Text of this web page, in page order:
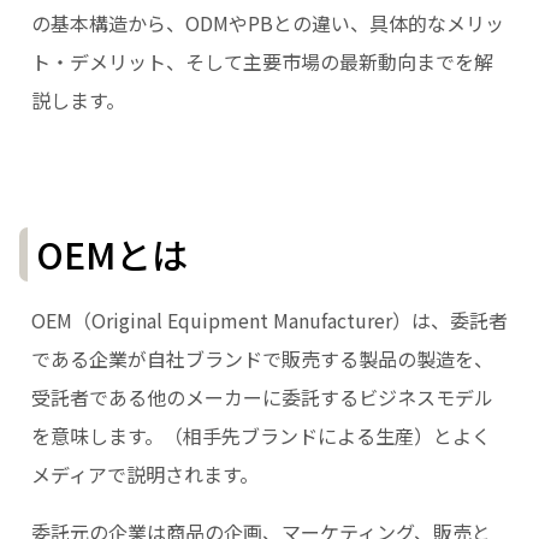
の基本構造から、ODMやPBとの違い、具体的なメリッ
ト・デメリット、そして主要市場の最新動向までを解
説します。
OEMとは
OEM（Original Equipment Manufacturer）は、委託者
である企業が自社ブランドで販売する製品の製造を、
受託者である他のメーカーに委託するビジネスモデル
を意味します。（相手先ブランドによる生産）とよく
メディアで説明されます。
委託元の企業は商品の企画、マーケティング、販売と